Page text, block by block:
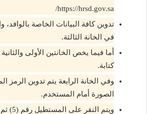
https://hrsd.gov.sa/
تدوين كافة البيانات الخاصة بالوافد،
في الخانة الثالثة.
أما فيما يخص الخانتين الأولى
كتابة.
وفي الخانة الرابعة يتم تدوين الرمز
الصورة أمام المستخدم.
ويتم